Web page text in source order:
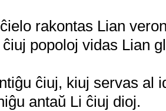
rakontas Lian
ĉiuj popoloj vidas Lian
ĉiuj, kiuj servas al
antaŭ Li ĉiuj dioj.